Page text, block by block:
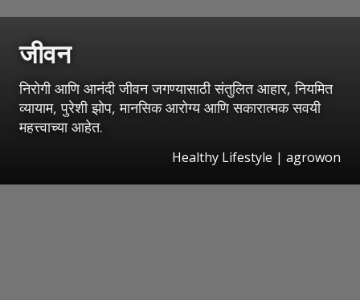
जीवन
निरोगी आणि आनंदी जीवन जगण्यासाठी संतुलित आहार, नियमित
व्यायाम, पुरेशी झोप, मानसिक आरोग्य आणि सकारात्मक सवयी
महत्त्वाच्या आहेत.
Healthy Lifestyle | agrowon